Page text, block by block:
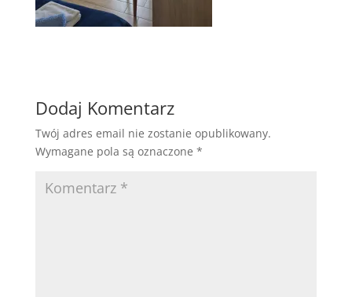
Dodaj Komentarz
Twój adres email nie zostanie opublikowany.
Wymagane pola są oznaczone *